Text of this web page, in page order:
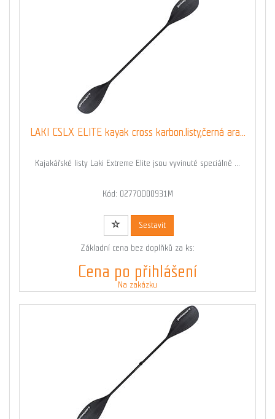
LAKI CSLX ELITE kayak cross karbon.listy,černá ara...
Kajakářské listy Laki Extreme Elite jsou vyvinuté speciálně ...
Kód: 02770D00931M
Sestavit
Základní cena bez doplňků za ks:
Cena po přihlášení
Na zakázku